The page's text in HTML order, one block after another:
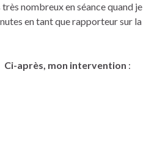
très nombreux en séance quand je
en tant que rapporteur sur la
intervention :